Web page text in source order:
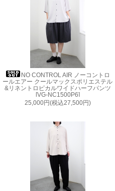
NO CONTROL AIR ノーコントロ
ールエアー クールマックスポリエステル
&リネントロピカルワイドハーフパンツ
[VG-NC1500P6]
25,000円(税込27,500円)